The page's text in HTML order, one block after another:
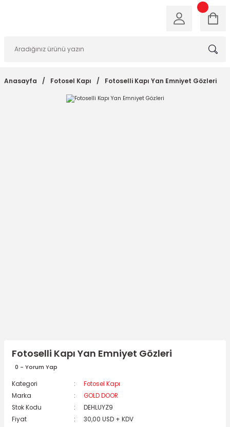
Anasayfa Fotosel Kapı Fotoselli Kapı Yan Emniyet Gözleri
Fotoselli Kapı Yan Emniyet Gözleri
0 - Yorum Yap
Kategori
Fotosel Kapı
Marka
GOLD DOOR
Stok Kodu
DEHLUYZ9
Fiyat
30,00 USD + KDV